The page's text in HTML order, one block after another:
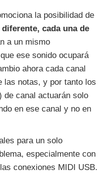
la posibilidad de
cada una de
a un mismo
ese sonido ocupará
ahora cada canal
las notas, y por tanto los
de canal actuarán solo
en ese canal y no en
para un solo
especialmente con
conexiones MIDI USB.